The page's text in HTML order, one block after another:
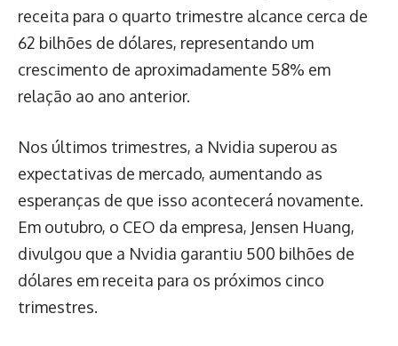
receita para o quarto trimestre alcance cerca de
62 bilhões de dólares, representando um
crescimento de aproximadamente 58% em
relação ao ano anterior.
Nos últimos trimestres, a Nvidia superou as
expectativas de mercado, aumentando as
esperanças de que isso acontecerá novamente.
Em outubro, o CEO da empresa, Jensen Huang,
divulgou que a Nvidia garantiu 500 bilhões de
dólares em receita para os próximos cinco
trimestres.